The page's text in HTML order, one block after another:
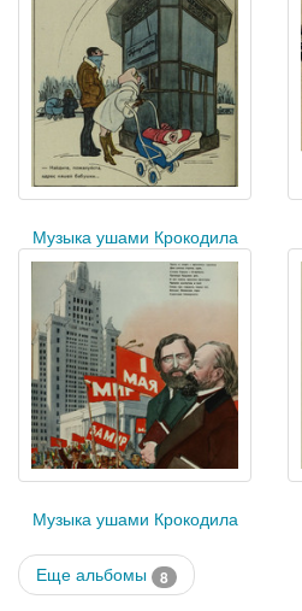
Музыка ушами Крокодила
Музыка ушами Крокодила
Еще альбомы 8